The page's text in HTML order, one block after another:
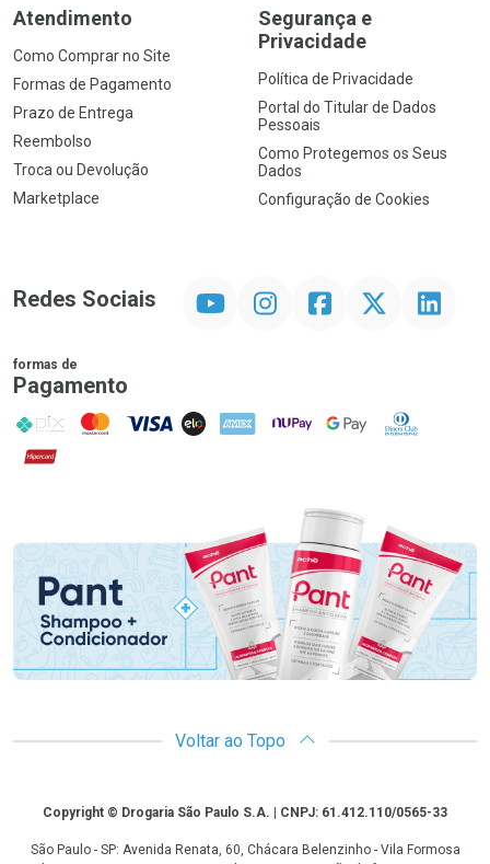
Atendimento
Como Comprar no Site
Formas de Pagamento
Prazo de Entrega
Reembolso
Troca ou Devolução
Marketplace
Segurança e
Privacidade
Política de Privacidade
Portal do Titular de Dados
Pessoais
Como Protegemos os Seus
Dados
Configuração de Cookies
Redes Sociais InstagramFacebookTwitter Linkedin
formas de
Pagamento
PIX MasterCard
VISA ELO AMEX NuPay Google PayDiners Club
Hipercard
Promoção em Destaque
Voltar ao Topo
CopyrightCopyright © Drogaria São Paulo S.A. | CNPJ: 61.412.110/0565-33
São Paulo - SP: Avenida Renata, 60, Chácara Belenzinho - Vila Formosa